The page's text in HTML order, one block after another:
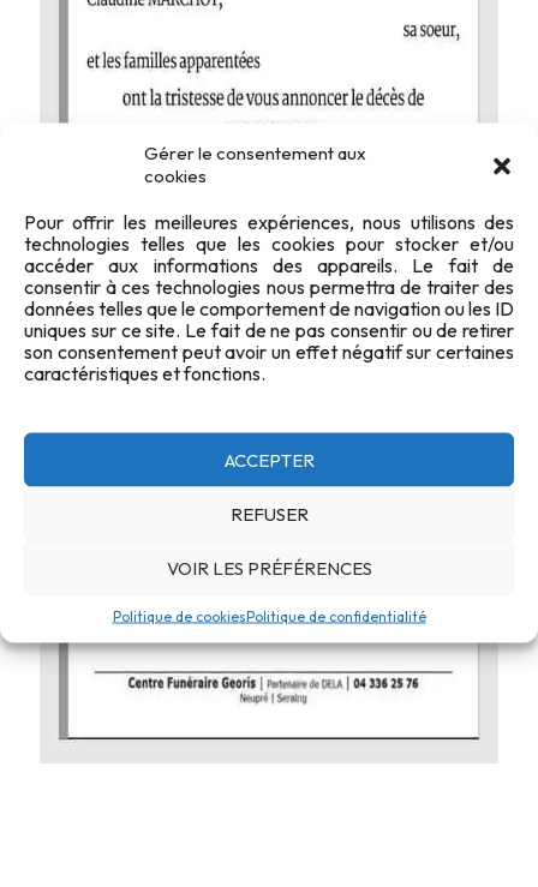
Gérer le consentement aux
cookies
Pour offrir les meilleures expériences, nous utilisons des
technologies telles que les cookies pour stocker et/ou
accéder aux informations des appareils. Le fait de
consentir à ces technologies nous permettra de traiter des
données telles que le comportement de navigation ou les ID
uniques sur ce site. Le fait de ne pas consentir ou de retirer
son consentement peut avoir un effet négatif sur certaines
caractéristiques et fonctions.
ACCEPTER
REFUSER
VOIR LES PRÉFÉRENCES
Politique de cookiesPolitique de confidentialité